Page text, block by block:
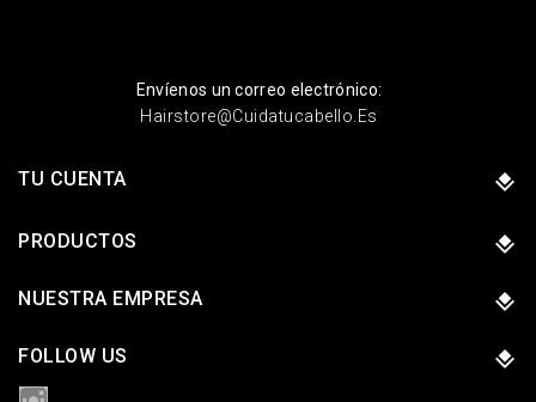
Envíenos un correo electrónico:
Hairstore@cuidatucabello.es
TU CUENTA
PRODUCTOS
NUESTRA EMPRESA
FOLLOW US